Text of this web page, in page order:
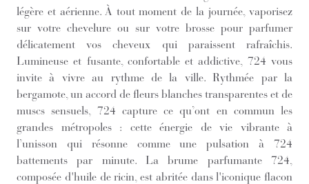
légère et aérienne. À tout moment de la journée, vaporisez
sur votre chevelure ou sur votre brosse pour parfumer
délicatement vos cheveux qui paraissent rafraîchis.
Lumineuse et fusante, confortable et addictive, 724 vous
invite à vivre au rythme de la ville. Rythmée par la
bergamote, un accord de fleurs blanches transparentes et de
muscs sensuels, 724 capture ce qu’ont en commun les
grandes métropoles : cette énergie de vie vibrante à
l’unisson qui résonne comme une pulsation à 724
battements par minute. La brume parfumante 724,
composée d'huile de ricin, est abritée dans l'iconique flacon